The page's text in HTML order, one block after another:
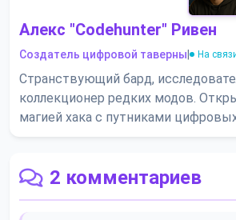
Алекс "Codehunter" Ривен
Создатель цифровой таверны На
Странствующий бард,
коллекционер редких модов.
магией хака с путниками
2 комментариев